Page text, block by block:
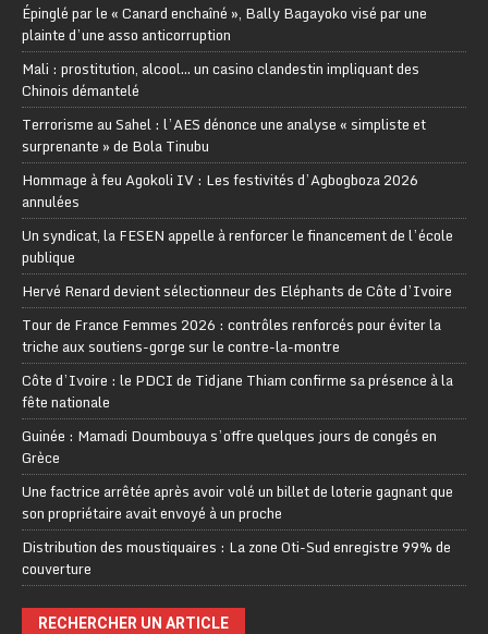
Épinglé par le « Canard enchaîné », Bally Bagayoko visé par une
plainte d’une asso anticorruption
Mali : prostitution, alcool… un casino clandestin impliquant des
Chinois démantelé
Terrorisme au Sahel : l’AES dénonce une analyse « simpliste et
surprenante » de Bola Tinubu
Hommage à feu Agokoli IV : Les festivités d’Agbogboza 2026
annulées
Un syndicat, la FESEN appelle à renforcer le financement de l’école
publique
Hervé Renard devient sélectionneur des Eléphants de Côte d’Ivoire
Tour de France Femmes 2026 : contrôles renforcés pour éviter la
triche aux soutiens-gorge sur le contre-la-montre
Côte d’Ivoire : le PDCI de Tidjane Thiam confirme sa présence à la
fête nationale
Guinée : Mamadi Doumbouya s’offre quelques jours de congés en
Grèce
Une factrice arrêtée après avoir volé un billet de loterie gagnant que
son propriétaire avait envoyé à un proche
Distribution des moustiquaires : La zone Oti-Sud enregistre 99% de
couverture
RECHERCHER UN ARTICLE